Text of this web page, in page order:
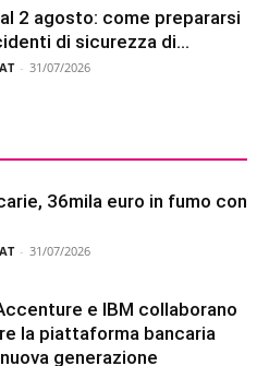
2 agosto: come prepararsi
di sicurezza di...
- 31/07/2026
36mila euro in fumo con
- 31/07/2026
e IBM collaborano
la piattaforma bancaria
generazione